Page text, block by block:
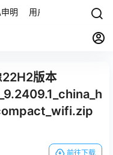
明 用户协议 联系我们
版本
前往下载